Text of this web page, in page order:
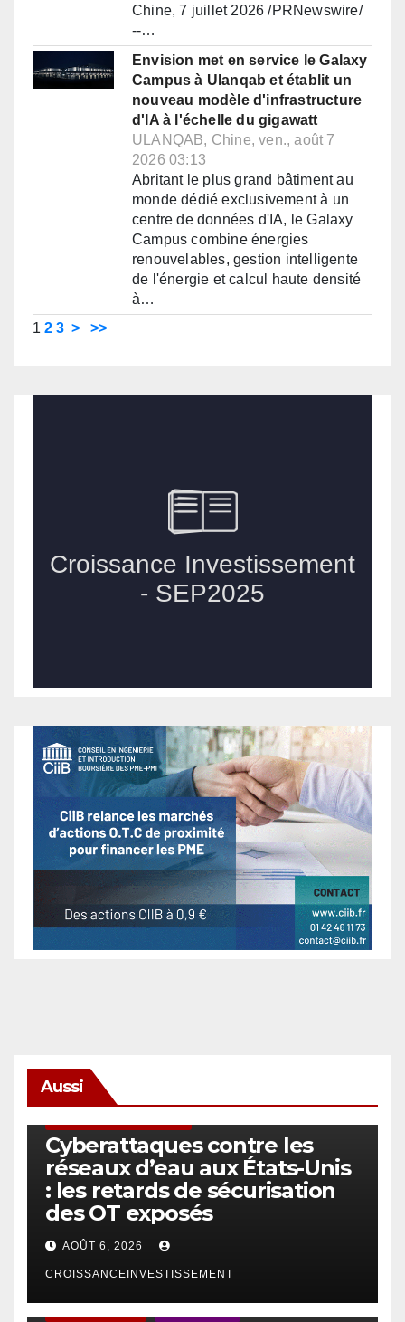
Chine, 7 juillet 2026 /PRNewswire/
--…
Envision met en service le Galaxy
Campus à Ulanqab et établit un
nouveau modèle d'infrastructure
d'IA à l'échelle du gigawatt
ULANQAB, Chine, ven., août 7
2026 03:13
Abritant le plus grand bâtiment au
monde dédié exclusivement à un
centre de données d'IA, le Galaxy
Campus combine énergies
renouvelables, gestion intelligente
de l'énergie et calcul haute densité
à…
1 2 3 > >>
Aussi
Cyberattaques contre les
réseaux d’eau aux États-Unis
: les retards de sécurisation
des OT exposés
AOÛT 6, 2026
CROISSANCEINVESTISSEMENT